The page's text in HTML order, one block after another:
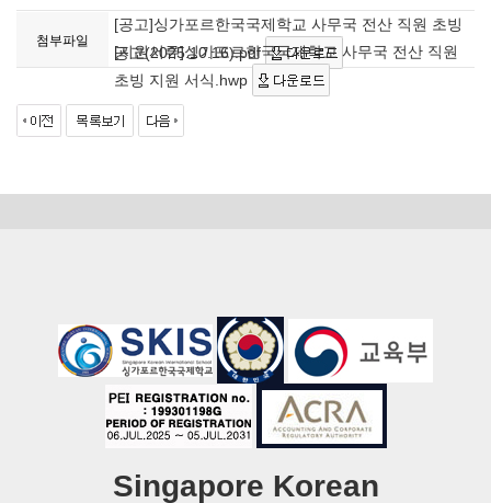
첨부파일
[공고]싱가포르한국국제학교 사무국 전산 직원 초빙
공고(2025.10.16).pdf
[지원서류]싱가포르한국국제학교 사무국 전산 직원
초빙 지원 서식.hwp
Singapore Korean